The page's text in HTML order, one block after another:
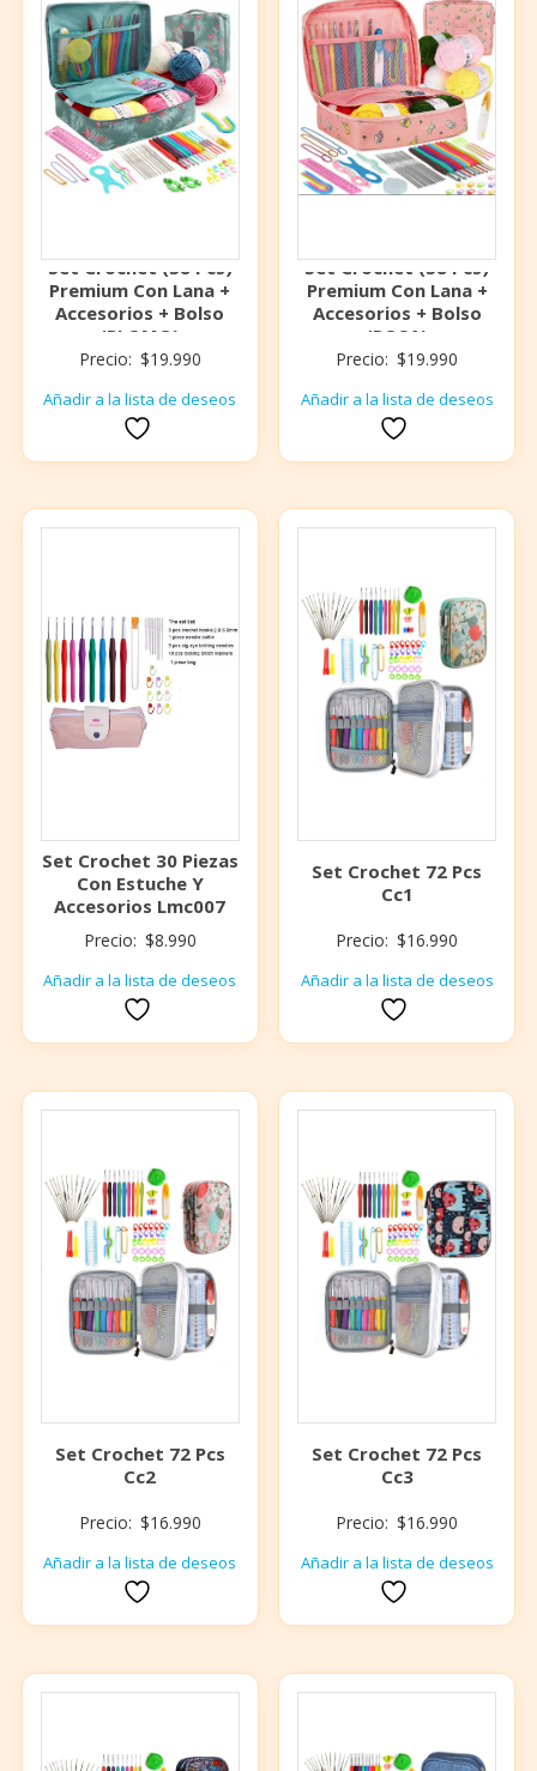
Set Crochet (58 Pcs)
Premium Con Lana +
Accesorios + Bolso
(PLOMO)
Precio: $19.990
Añadir a la lista de deseos
Set Crochet (58 Pcs)
Premium Con Lana +
Accesorios + Bolso
(ROSA)
Precio: $19.990
Añadir a la lista de deseos
Set Crochet 30 Piezas
Con Estuche Y
Accesorios Lmc007
Precio: $8.990
Añadir a la lista de deseos
Set Crochet 72 Pcs
Cc1
Precio: $16.990
Añadir a la lista de deseos
Set Crochet 72 Pcs
Cc2
Precio: $16.990
Añadir a la lista de deseos
Set Crochet 72 Pcs
Cc3
Precio: $16.990
Añadir a la lista de deseos